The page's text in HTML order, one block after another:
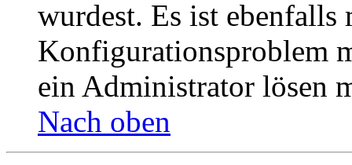
wurdest. Es ist ebenfalls
Konfigurationsproblem
ein Administrator lösen
Nach oben